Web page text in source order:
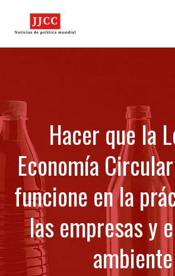
Hacer que la
Economía
funcione en la
las empresas y
ambiente